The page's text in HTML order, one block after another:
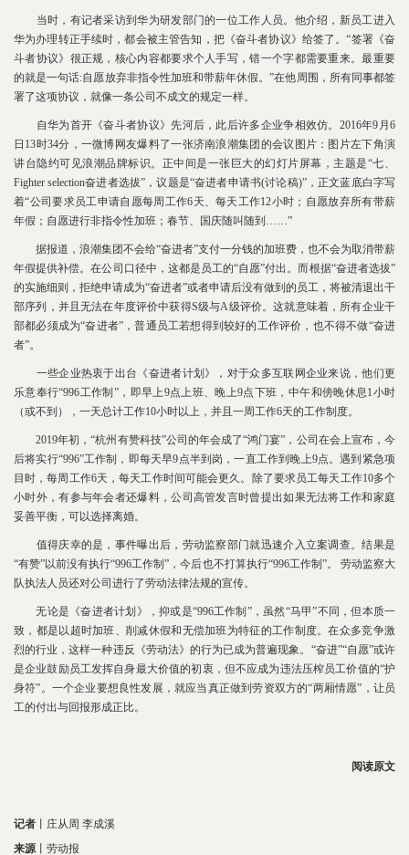
当时，有记者采访到华为研发部门的一位工作人员。他介绍，新员工进入
华为办理转正手续时，都会被主管告知，把《奋斗者协议》给签了。“签署《奋
斗者协议》很正规，核心内容都要求个人手写，错一个字都需要重来。最重要
的就是一句话:自愿放弃非指令性加班和带薪年休假。”在他周围，所有同事都签
署了这项协议，就像一条公司不成文的规定一样。
自华为首开《奋斗者协议》先河后，此后许多企业争相效仿。2016年9月6
日13时34分，一微博网友爆料了一张济南浪潮集团的会议图片：图片左下角演
讲台隐约可见浪潮品牌标识。正中间是一张巨大的幻灯片屏幕，主题是“七、
Fighter selection奋进者选拔”，议题是“奋进者申请书(讨论稿)”，正文蓝底白字写
着“公司要求员工申请自愿每周工作6天、每天工作12小时；自愿放弃所有带薪
年假；自愿进行非指令性加班；春节、国庆随叫随到……”
据报道，浪潮集团不会给“奋进者”支付一分钱的加班费，也不会为取消带薪
年假提供补偿。在公司口径中，这都是员工的“自愿”付出。而根据“奋进者选拔”
的实施细则，拒绝申请成为“奋进者”或者申请后没有做到的员工，将被清退出干
部序列，并且无法在年度评价中获得S级与A级评价。这就意味着，所有企业干
部都必须成为“奋进者”，普通员工若想得到较好的工作评价，也不得不做“奋进
者”。
一些企业热衷于出台《奋进者计划》，对于众多互联网企业来说，他们更
乐意奉行“996工作制”，即早上9点上班、晚上9点下班，中午和傍晚休息1小时
（或不到），一天总计工作10小时以上，并且一周工作6天的工作制度。
2019年初，“杭州有赞科技”公司的年会成了“鸿门宴”，公司在会上宣布，今
后将实行“996”工作制，即每天早9点半到岗，一直工作到晚上9点。遇到紧急项
目时，每周工作6天，每天工作时间可能会更久。除了要求员工每天工作10多个
小时外，有参与年会者还爆料，公司高管发言时曾提出如果无法将工作和家庭
妥善平衡，可以选择离婚。
值得庆幸的是，事件曝出后，劳动监察部门就迅速介入立案调查。结果是
“有赞”以前没有执行“996工作制”，今后也不打算执行“996工作制”。 劳动监察大
队执法人员还对公司进行了劳动法律法规的宣传。
无论是《奋进者计划》，抑或是“996工作制”，虽然“马甲”不同，但本质一
致，都是以超时加班、削减休假和无偿加班为特征的工作制度。在众多竞争激
烈的行业，这样一种违反《劳动法》的行为已成为普遍现象。“奋进”“自愿”或许
是企业鼓励员工发挥自身最大价值的初衷，但不应成为违法压榨员工价值的“护
身符”。一个企业要想良性发展，就应当真正做到劳资双方的“两厢情愿”，让员
工的付出与回报形成正比。
阅读原文
记者
庄从周 李成溪
来源丨劳动报